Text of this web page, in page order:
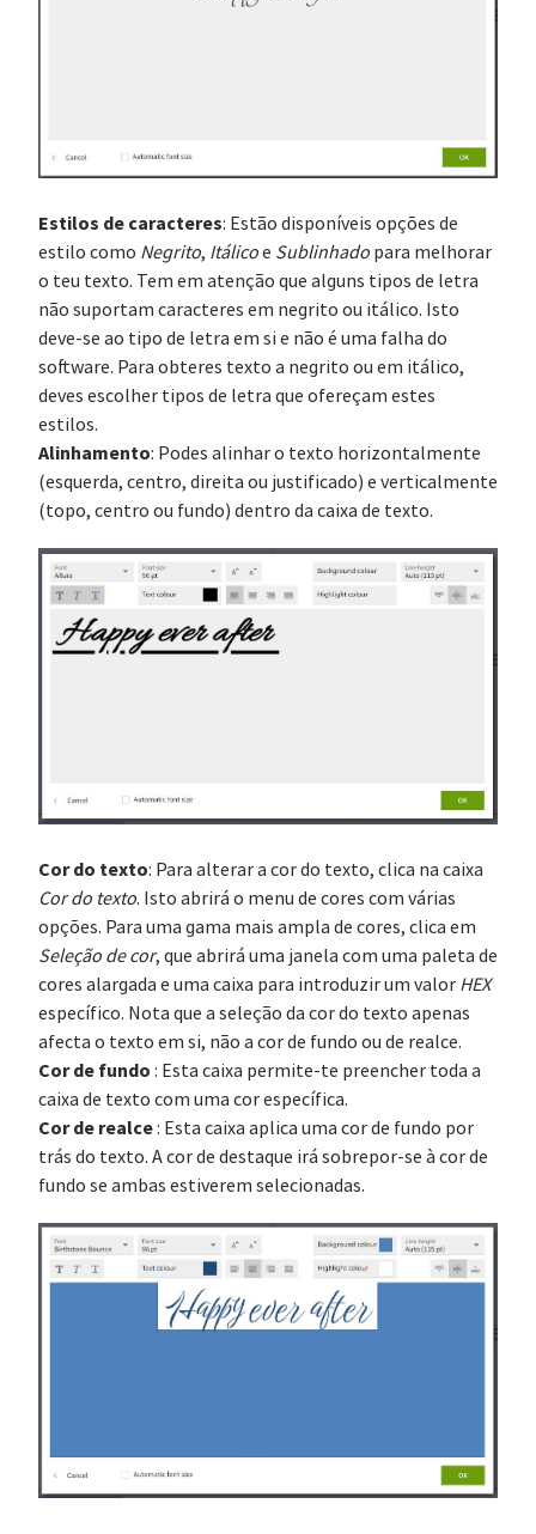
Estilos de caracteres: Estão disponíveis opções de
estilo como Negrito, Itálicoe Sublinhado para melhorar
o teu texto. Tem em atenção que alguns tipos de letra
não suportam caracteres em negrito ou itálico. Isto
deve-se ao tipo de letra em si e não é uma falha do
software. Para obteres texto a negrito ou em itálico,
deves escolher tipos de letra que ofereçam estes
estilos.
Alinhamento: Podes alinhar o texto horizontalmente
(esquerda, centro, direita ou justificado) e verticalmente
(topo, centro ou fundo) dentro da caixa de texto.
Cor do texto: Para alterar a cor do texto, clica na caixa
Cor do texto. Isto abrirá o menu de cores com várias
opções. Para uma gama mais ampla de cores, clica em
Seleção de cor, que abrirá uma janela com uma paleta de
cores alargada e uma caixa para introduzir um valor HEX
específico. Nota que a seleção da cor do texto apenas
afecta o texto em si, não a cor de fundo ou de realce.
Cor de fundo : Esta caixa permite-te preencher toda a
caixa de texto com uma cor específica.
Cor de realce: Esta caixa aplica uma cor de fundo por
trás do texto. A cor de destaque irá sobrepor-se à cor de
fundo se ambas estiverem selecionadas.